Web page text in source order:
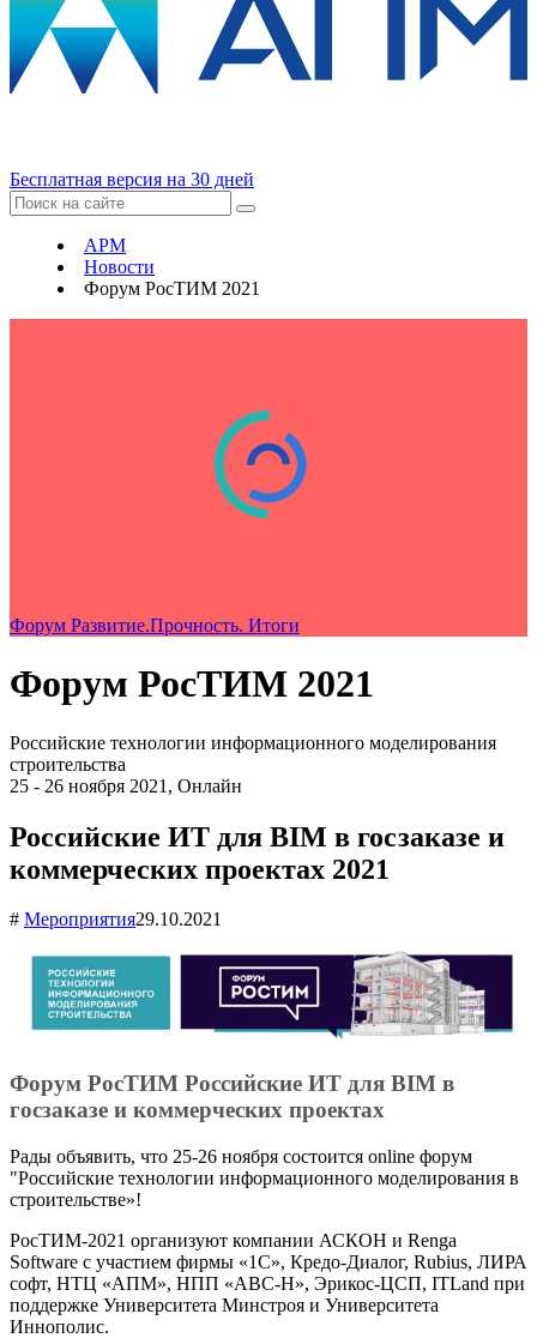
Бесплатная версия на 30 дней
APM
Новости
Форум РосТИМ 2021
Форум Развитие.Прочность. Итоги
Форум РосТИМ 2021
Российские технологии информационного моделирования
строительства
25 - 26 ноября 2021, Онлайн
Российские ИТ для BIM в госзаказе и
коммерческих проектах 2021
# Мероприятия29.10.2021
Форум РосТИМ Российские ИТ для BIM в
госзаказе и коммерческих проектах
Рады объявить, что 25-26 ноября состоится online форум
"Российские технологии информационного моделирования в
строительстве»!
РосТИМ-2021 организуют компании АСКОН и Renga
Software с участием фирмы «1С», Кредо-Диалог, Rubius, ЛИРА
софт, НТЦ «АПМ», НПП «АВС-Н», Эрикос-ЦСП, ITLand при
поддержке Университета Минстроя и Университета
Иннополис.